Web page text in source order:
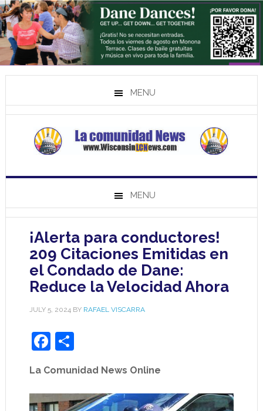
MENU
MENU
¡Alerta para conductores!
209 Citaciones Emitidas en
el Condado de Dane:
Reduce la Velocidad Ahora
JULY 5, 2024BY RAFAEL VISCARRA
Facebook
Share
La Comunidad News Online